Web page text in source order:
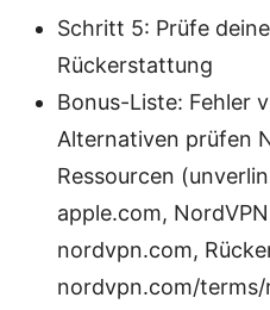
Schritt 5: Prüfe
Rückerstattung
Bonus-Liste: Fehler
Alternativen prüfen
Ressourcen
apple.com,
nordvpn.com,
nordvpn.com/